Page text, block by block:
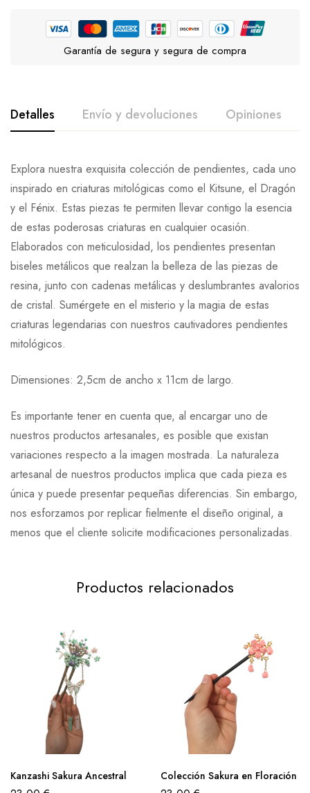
Garantía de segura y segura de compra
Detalles Envío y devoluciones Opiniones
Explora nuestra exquisita colección de pendientes, cada uno
inspirado en criaturas mitológicas como el Kitsune, el Dragón
y el Fénix. Estas piezas te permiten llevar contigo la esencia
de estas poderosas criaturas en cualquier ocasión.
Elaborados con meticulosidad, los pendientes presentan
biseles metálicos que realzan la belleza de las piezas de
resina, junto con cadenas metálicas y deslumbrantes avalorios
de cristal. Sumérgete en el misterio y la magia de estas
criaturas legendarias con nuestros cautivadores pendientes
mitológicos.
Dimensiones: 2,5cm de ancho x 11cm de largo.
Es importante tener en cuenta que, al encargar uno de
nuestros productos artesanales, es posible que existan
variaciones respecto a la imagen mostrada. La naturaleza
artesanal de nuestros productos implica que cada pieza es
única y puede presentar pequeñas diferencias. Sin embargo,
nos esforzamos por replicar fielmente el diseño original, a
menos que el cliente solicite modificaciones personalizadas.
Productos relacionados
Kanzashi Sakura Ancestral Colección Sakura en Floración